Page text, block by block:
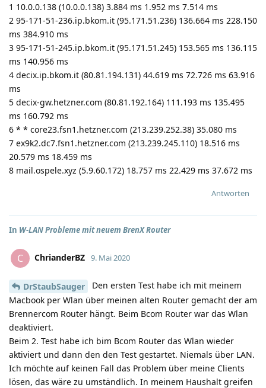
1 10.0.0.138 (10.0.0.138) 3.884 ms 1.952 ms 7.514 ms
2 95-171-51-236.ip.bkom.it (95.171.51.236) 136.664 ms 228.150
ms 384.910 ms
3 95-171-51-245.ip.bkom.it (95.171.51.245) 153.565 ms 136.115
ms 140.956 ms
4 decix.ip.bkom.it (80.81.194.131) 44.619 ms 72.726 ms 63.916
ms
5 decix-gw.hetzner.com (80.81.192.164) 111.193 ms 135.495
ms 160.792 ms
6 * * core23.fsn1.hetzner.com (213.239.252.38) 35.080 ms
7 ex9k2.dc7.fsn1.hetzner.com (213.239.245.110) 18.516 ms
20.579 ms 18.459 ms
8 mail.ospele.xyz (5.9.60.172) 18.757 ms 22.429 ms 37.672 ms
Antworten
In W-LAN Probleme mit neuem BrenX Router
C ChrianderBZ 9. Mai 2020
DrStaubSauger
Den ersten Test habe ich mit meinem
Macbook per Wlan über meinen alten Router gemacht der am
Brennercom Router hängt. Beim Bcom Router war das Wlan
deaktiviert.
Beim 2. Test habe ich bim Bcom Router das Wlan wieder
aktiviert und dann den den Test gestartet. Niemals über LAN.
Ich möchte auf keinen Fall das Problem über meine Clients
lösen, das wäre zu umständlich. In meinem Haushalt greifen